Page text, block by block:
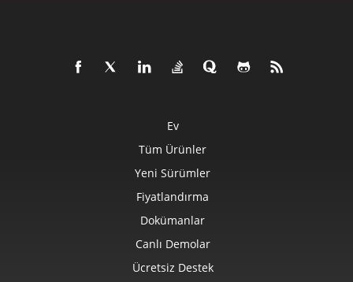
Ev
Tüm Ürünler
Yeni Sürümler
Fiyatlandırma
Dokümanlar
Canlı Demolar
Ücretsiz Destek